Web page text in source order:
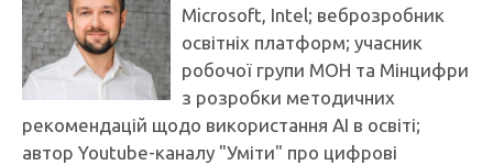
Microsoft, Intel; веброзробник
освітніх платформ; учасник
робочої групи МОН та Мінцифри
з розробки методичних
рекомендацій щодо використання AI в освіті;
автор Youtube-каналу "Уміти" про цифрові